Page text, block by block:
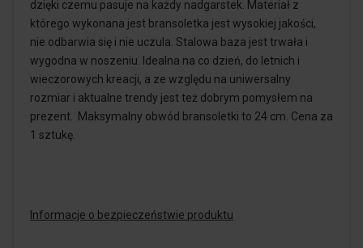
dzięki czemu pasuje na każdy nadgarstek. Materiał z
którego wykonana jest bransoletka jest wysokiej jakości,
nie odbarwia się i nie uczula. Stalowa baza jest trwała i
wygodna w noszeniu. Idealna na co dzień, do letnich i
wieczorowych kreacji, a ze względu na uniwersalny
rozmiar i aktualne trendy jest też dobrym pomysłem na
prezent. Maksymalny obwód bransoletki to 24 cm. Cena za
1 sztukę.
Informacje o bezpieczeństwie produktu